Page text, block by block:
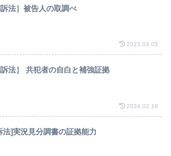
訴法］被告人の取調べ
2023.03.05
訴法］ 共犯者の自白と補強証拠
2024.02.18
法]実況見分調書の証拠能力